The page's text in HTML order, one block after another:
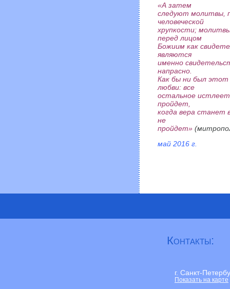
«А затем
следуют молитвы,
человеческой
хрупкости;
перед лицом
Божиим как
являются
именно
напрасно.
Как бы ни был этот
любви: все
остальное
пройдет,
когда вера станет
не
пройдет»
май 2016 г.
Контакты:
г. Санкт-
Показать на карте